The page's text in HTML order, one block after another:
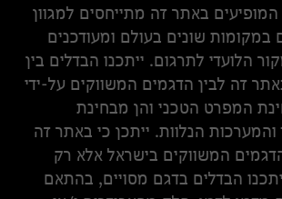
באתר זה מתייחסים למגוון
במקומות שונים בעולם ומעודכנים
הלועדי לתרגום. ייתכנו הבדלים בין
זה לבין הדגמים המשווקים על-ידי
המפרט הטכני והן מבחינת
והמערכות הנלוות. ייתכן כי באתר זה
המשווקים בישראל אלא רק
הבדלים בדגם מסויים, בהתאם